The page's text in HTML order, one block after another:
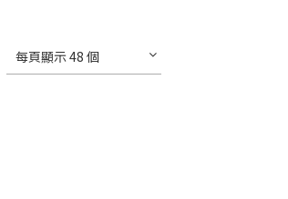
每頁顯示 48 個